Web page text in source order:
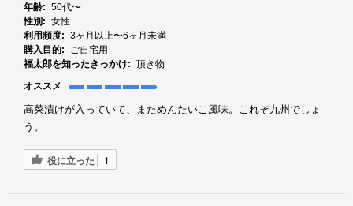
年齢: 50代〜
性別: 女性
利用頻度: 3ヶ月以上〜6ヶ月未満
購入目的:
ご自宅用
福太郎を知ったきっかけ: 頂き物
オススメ
高菜漬けが入っていて、まためんたいこ風味。これぞ九州でしょ
う。
役に立った 1